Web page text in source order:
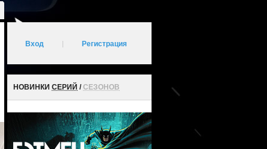
Вход Регистрация
НОВИНКИ СЕРИЙ /СЕЗОНОВ